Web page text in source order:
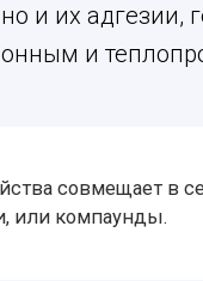
и их
и
совмещает в
или компаунды.